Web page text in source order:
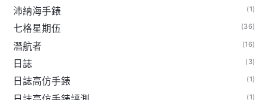
沛納海手錶 (1)
七格星期伍 (36)
潛航者 (16)
日誌 (3)
日誌高仿手錶 (1)
(1)